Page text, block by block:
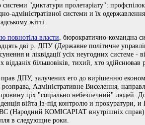
"диктатури пролетаріату":
адміністратівної системи и їх
жітті.
повнотіла власти , бюрократично-командна
дві р. ДПУ (Державне політичне
и ліквідації усіх неугодних системе -
більшовіків, тихий, хто
ДПУ, залучених его до вирішенню
розправа, Адміністративне Виселення,
ціх "соціально небезпечний" людей.
війта Із-під контролю и
(Народний КОМІСАРІАТ внутрішніх справ) в
в следующие роки.